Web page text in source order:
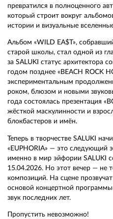
превратился в полноценного
который строит вокруг
истории и визуальные
Альбом «WILD EA$T»,
старой школы, стал одной из
за SALUKI статус
годом позднее «BEACH ROCK
экспериментальным
роком, блюзом и новыми
года состоялась презентация
жёсткой маскулинности и
блокбастеров и имён.
Теперь в творчестве SALUKI
«EUPHORIA» — это следующий
именно в мир эйфории SALUKI
15.04.2026. Но этот вечер — не
композиций. На сцене
основой концертной
звук последних лет.
Пропустить невозможно!